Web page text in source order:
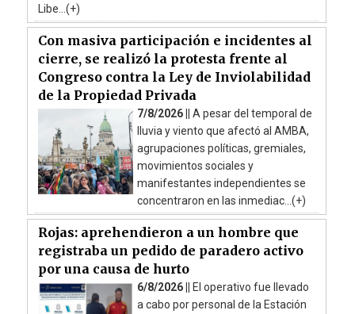
Libe...(+)
Con masiva participación e incidentes al
cierre, se realizó la protesta frente al
Congreso contra la Ley de Inviolabilidad
de la Propiedad Privada
7/8/2026 || A pesar del temporal de
lluvia y viento que afectó al AMBA,
agrupaciones políticas, gremiales,
movimientos sociales y
manifestantes independientes se
concentraron en las inmediac...(+)
Rojas: aprehendieron a un hombre que
registraba un pedido de paradero activo
por una causa de hurto
6/8/2026 ||
El operativo fue llevado
a cabo por personal de la Estación